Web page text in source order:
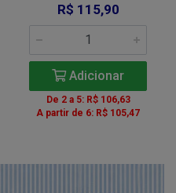
R$ 115,90
Adicionar
De 2 a 5: R$ 106,63
A partir de 6: R$ 105,47